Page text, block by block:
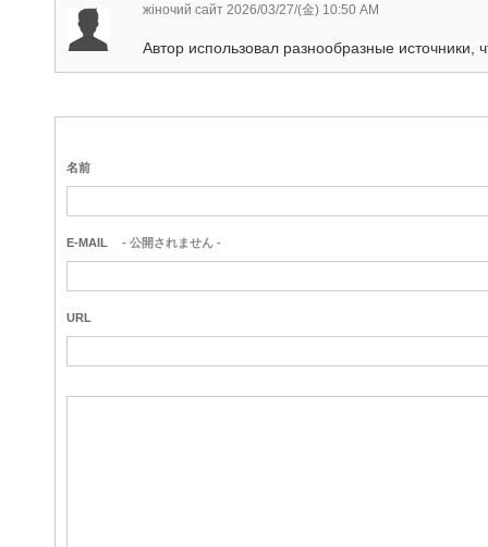
жіночий сайт 2026/03/27/(金) 10:50 AM
Автор использовал разнообразные источники,
名前
E-MAIL - 公開されません -
URL